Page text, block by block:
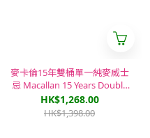
麥卡倫15年雙桶單一純麥威士
忌 Macallan 15 Years Double
Cask Single Malt Whisky
HK$1,268.00
HK$1,398.00